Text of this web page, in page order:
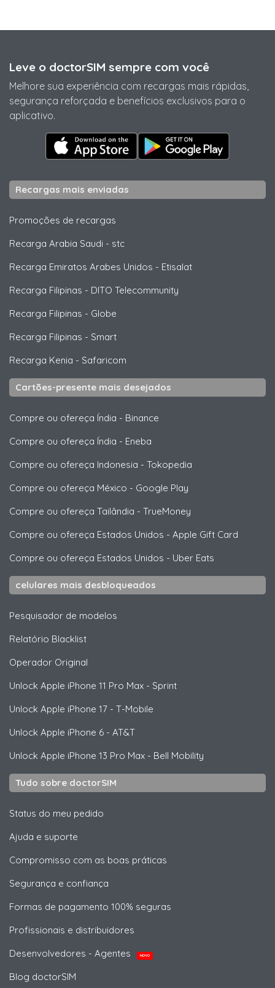
Leve o doctorSIM sempre com você
Melhore sua experiência com recargas mais rápidas,
segurança reforçada e benefícios exclusivos para o
aplicativo.
Recargas mais enviadas
Promoções de recargas
Recarga Arabia Saudi - stc
Recarga Emiratos Arabes Unidos - Etisalat
Recarga Filipinas - DITO Telecommunity
Recarga Filipinas - Globe
Recarga Filipinas - Smart
Recarga Kenia - Safaricom
Cartões-presente mais desejados
Compre ou ofereça Índia - Binance
Compre ou ofereça Índia - Eneba
Compre ou ofereça Indonesia - Tokopedia
Compre ou ofereça México - Google Play
Compre ou ofereça Tailândia - TrueMoney
Compre ou ofereça Estados Unidos - Apple Gift Card
Compre ou ofereça Estados Unidos - Uber Eats
celulares mais desbloqueados
Pesquisador de modelos
Relatório Blacklist
Operador Original
Unlock Apple iPhone 11 Pro Max - Sprint
Unlock Apple iPhone 17 - T-Mobile
Unlock Apple iPhone 6 - AT&T
Unlock Apple iPhone 13 Pro Max - Bell Mobility
Tudo sobre doctorSIM
Status do meu pedido
Ajuda e suporte
Compromisso com as boas práticas
Segurança e confiança
Formas de pagamento 100% seguras
Profissionais e distribuidores
Desenvolvedores - Agentes
NOVO
Blog doctorSIM